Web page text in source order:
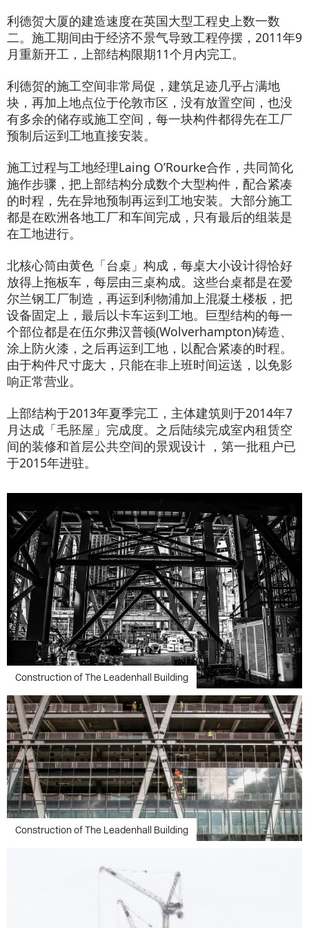
利德贺大厦的建造速度在英国大型工程史上数一数
二。施工期间由于经济不景气导致工程停摆，2011年9
月重新开工，上部结构限期11个月内完工。
利德贺的施工空间非常局促，建筑足迹几乎占满地
块，再加上地点位于伦敦市区，没有放置空间，也没
有多余的储存或施工空间，每一块构件都得先在工厂
预制后运到工地直接安装。
施工过程与工地经理Laing O’Rourke合作，共同简化
施作步骤，把上部结构分成数个大型构件，配合紧凑
的时程，先在异地预制再运到工地安装。大部分施工
都是在欧洲各地工厂和车间完成，只有最后的组装是
在工地进行。
北核心筒由黄色「台桌」构成，每桌大小设计得恰好
放得上拖板车，每层由三桌构成。这些台桌都是在爱
尔兰钢工厂制造，再运到利物浦加上混凝土楼板，把
设备固定上，最后以卡车运到工地。巨型结构的每一
个部位都是在伍尔弗汉普顿(Wolverhampton)铸造、
涂上防火漆，之后再运到工地，以配合紧凑的时程。
由于构件尺寸庞大，只能在非上班时间运送，以免影
响正常营业。
上部结构于2013年夏季完工，主体建筑则于2014年7
月达成「毛胚屋」完成度。之后陆续完成室内租赁空
间的装修和首层公共空间的景观设计 ，第一批租户已
于2015年进驻。